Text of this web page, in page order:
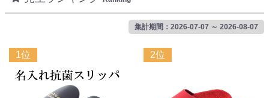
集計期間：2026-07-07 ～ 2026-08-07
1位 2位